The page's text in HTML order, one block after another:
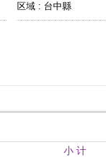
区域 : 台中縣
小 计